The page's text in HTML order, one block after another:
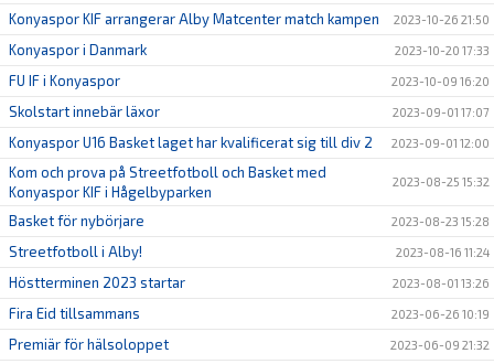
Konyaspor KIF arrangerar Alby Matcenter match kampen 2023-10-26 21:50
Konyaspor i Danmark 2023-10-20 17:33
FU IF i Konyaspor 2023-10-09 16:20
Skolstart innebär läxor 2023-09-01 17:07
Konyaspor U16 Basket laget har kvalificerat sig till div 2 2023-09-01 12:00
Kom och prova på Streetfotboll och Basket med
Konyaspor KIF i Hågelbyparken
2023-08-25 15:32
Basket för nybörjare 2023-08-23 15:28
Streetfotboll i Alby! 2023-08-16 11:24
Höstterminen 2023 startar 2023-08-01 13:26
Fira Eid tillsammans 2023-06-26 10:19
Premiär för hälsoloppet 2023-06-09 21:32